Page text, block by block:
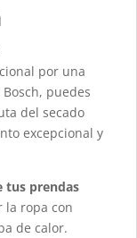
por una
puedes
del secado
excepcional y
tus prendas
la ropa con
de calor.